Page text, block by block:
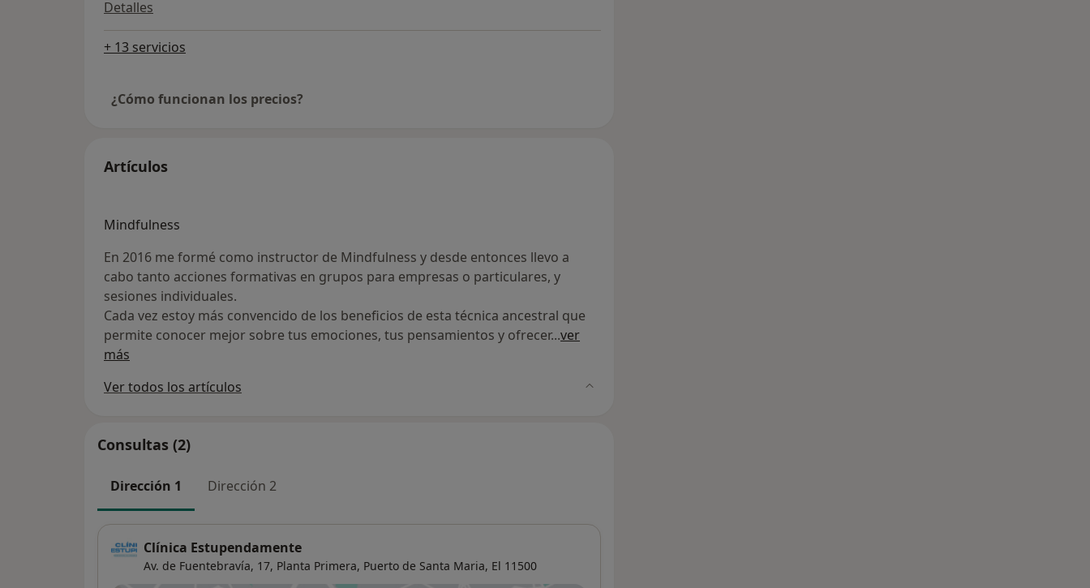
Detalles
+ 13 servicios
¿Cómo funcionan los precios?
Artículos
Mindfulness
En 2016 me formé como instructor de Mindfulness y desde entonces llevo a
cabo tanto acciones formativas en grupos para empresas o particulares, y
sesiones individuales.
Cada vez estoy más convencido de los beneficios de esta técnica ancestral que
permite conocer mejor sobre tus emociones, tus pensamientos y ofrecer...ver
más
Ver todos los artículos
Consultas (2)
Dirección 1 Dirección 2
Clínica Estupendamente
Av. de Fuentebravía, 17, Planta Primera, Puerto de Santa Maria, El 11500